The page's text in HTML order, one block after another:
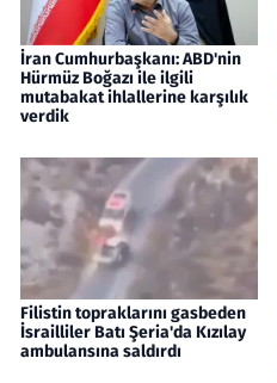
İran Cumhurbaşkanı: ABD'nin
Hürmüz Boğazı ile ilgili
mutabakat ihlallerine karşılık
verdik
Filistin topraklarını gasbeden
İsrailliler Batı Şeria'da Kızılay
ambulansına saldırdı